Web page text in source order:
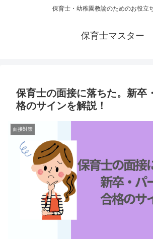
保育士・幼稚園教諭のためのお役立
保育士マスター
保育士の面接に落ちた。新卒
格のサインを解説！
面接対策